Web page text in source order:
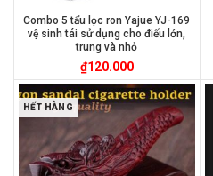
Combo 5 tẩu lọc ron Yajue YJ-169
vệ sinh tái sử dụng cho điếu lớn,
trung và nhỏ
₫120.000
HẾT HÀNG